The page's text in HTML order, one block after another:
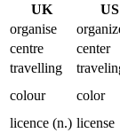
UK US
organise
centre
center
travelling
colour
color
licence (n.) license